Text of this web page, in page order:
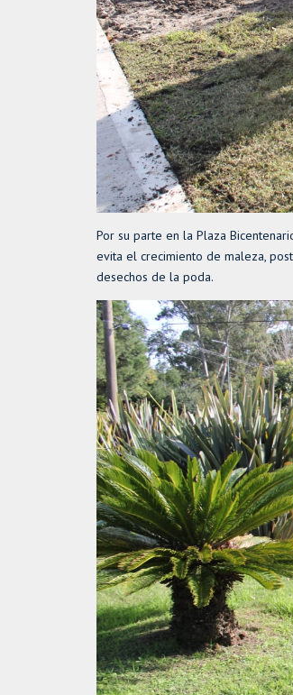
Por su parte en la Plaza
evita el crecimiento de maleza,
desechos de la poda.